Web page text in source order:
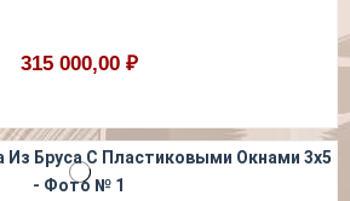
315 000,00 ₽